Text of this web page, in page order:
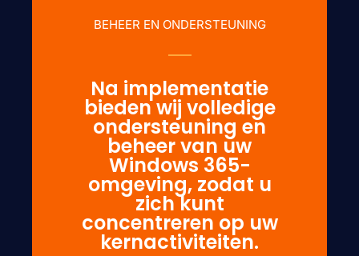
BEHEER EN ONDERSTEUNING
Na implementatie
bieden wij volledige
ondersteuning en
beheer van uw
Windows 365-
omgeving, zodat u
zich kunt
concentreren op uw
kernactiviteiten.